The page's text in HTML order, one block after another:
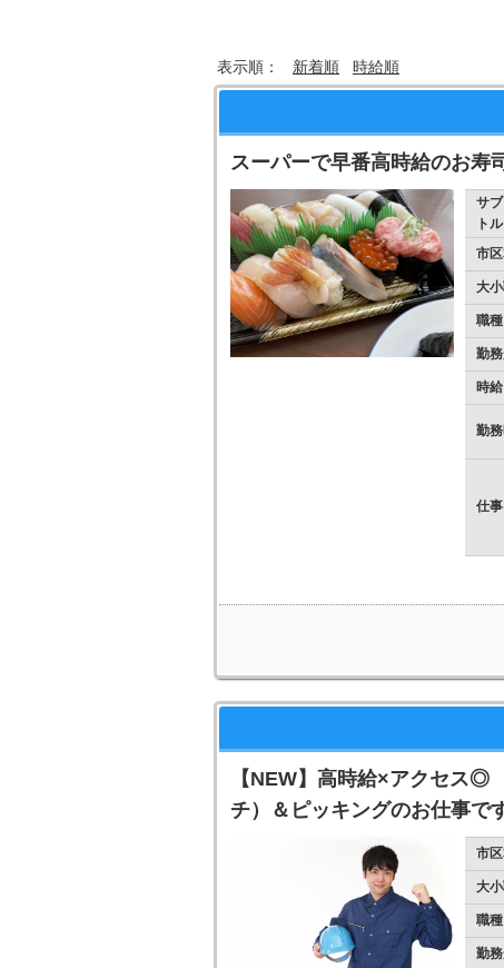
表示順： 新着順 時給順
スーパーで早番高時給のお寿
サ
トル
市
大
職種
勤
時給
勤
仕
【NEW】高時給×アクセス
チ）＆ピッキングのお仕事で
市
大
職種
勤